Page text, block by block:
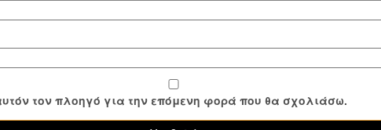
τον πλοηγό για την επόμενη φορά που θα σχολιάσω.